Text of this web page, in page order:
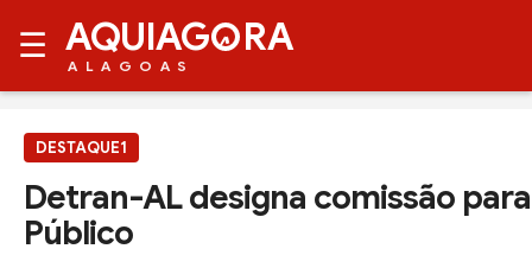
☰ AQUIAG RA
ALAGOAS
DESTAQUE1
Detran-AL designa comissão
Público